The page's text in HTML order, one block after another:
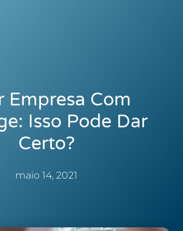
Empresa Com
Isso Pode Dar
Certo?
maio 14, 2021